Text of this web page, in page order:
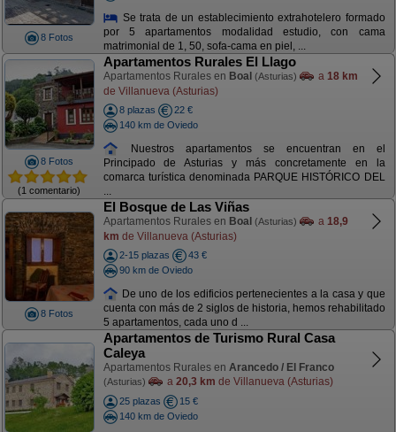
8 Fotos
Se trata de un establecimiento extrahotelero formado
por 5 apartamentos modalidad estudio, con cama
matrimonial de 1, 50, sofa-cama en piel, ...
8 Fotos
(1 comentario)
Apartamentos Rurales El Llago
Apartamentos Rurales en Boal (Asturias) a 18 km
de Villanueva (Asturias)
8 plazas
22 €
140 km de Oviedo
Nuestros apartamentos se encuentran en el
Principado de Asturias y más concretamente en la
comarca turística denominada PARQUE HISTÓRICO DEL
...
8 Fotos
El Bosque de Las Viñas
Apartamentos Rurales en Boal (Asturias) a 18,9
km de Villanueva (Asturias)
2-15 plazas
43 €
90 km de Oviedo
De uno de los edificios pertenecientes a la casa y que
cuenta con más de 2 siglos de historia, hemos rehabilitado
5 apartamentos, cada uno d ...
Apartamentos de Turismo Rural Casa
Caleya
Apartamentos Rurales en Arancedo / El Franco
(Asturias) a 20,3 km de Villanueva (Asturias)
25 plazas
15 €
140 km de Oviedo